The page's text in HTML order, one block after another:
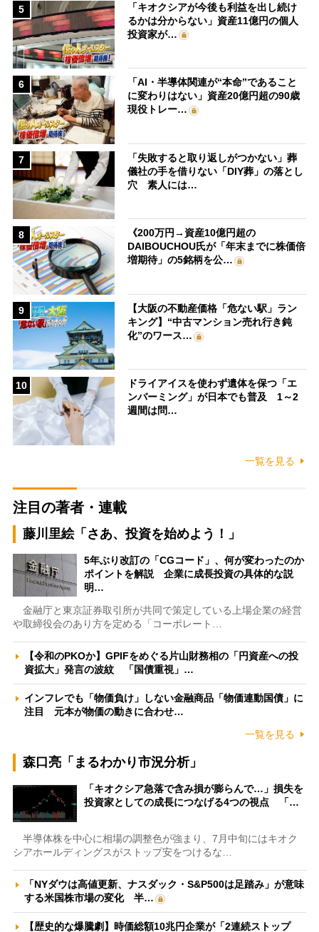
5
「キオクシアが今後も利益を出し続け
るかは分からない」資産11億円の個人
投資家が…
6
「AI・半導体関連が“本命”であること
に変わりはない」資産20億円超の90歳
現役トレー…
7
「失敗すると取り返しがつかない」葬
儀社の手を借りない「DIY葬」の落とし
穴 素人には…
8
《200万円→資産10億円超の
DAIBOUCHOU氏が「年末までに株価倍
増期待」の5銘柄を公…
9
【大阪の不動産価格「危ない駅」ラン
キング】“中古マンション売れ行き鈍
化”のワース…
10
ドライアイスを使わず遺体を保つ「エ
ンバーミング」が日本でも普及 1～2
週間は問…
一覧を見る
注目の著者・連載
藤川里絵「さあ、投資を始めよう！」
5年ぶり改訂の「CGコード」、何が変わったのか
ポイントを解説 企業に成長投資の具体的な説
明…
金融庁と東京証券取引所が共同で策定している上場企業の経営
や取締役会のあり方を定める「コーポレート…
【令和のPKOか】GPIFをめぐる片山財務相の「円資産への投
資拡大」発言の波紋 「国債重視」…
インフレでも「物価負け」しない金融商品「物価連動国債」に
注目 元本が物価の動きに合わせ…
一覧を見る
森口亮「まるわかり市況分析」
「キオクシア急落で含み損が膨らんで…」損失を
投資家としての成長につなげる4つの視点 「…
半導体株を中心に相場の調整色が強まり、7月中旬にはキオク
シアホールディングスがストップ安をつけるな…
「NYダウは高値更新、ナスダック・S&P500は足踏み」が意味
する米国株市場の変化 半…
【歴史的な爆騰劇】時価総額10兆円企業が「2連続ストップ